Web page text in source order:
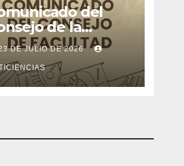
del
de la
de Ciencias
DE JULIO DE 2026